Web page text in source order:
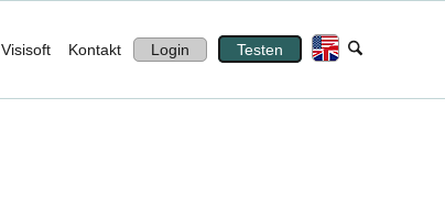
Visisoft Kontakt Login Testen